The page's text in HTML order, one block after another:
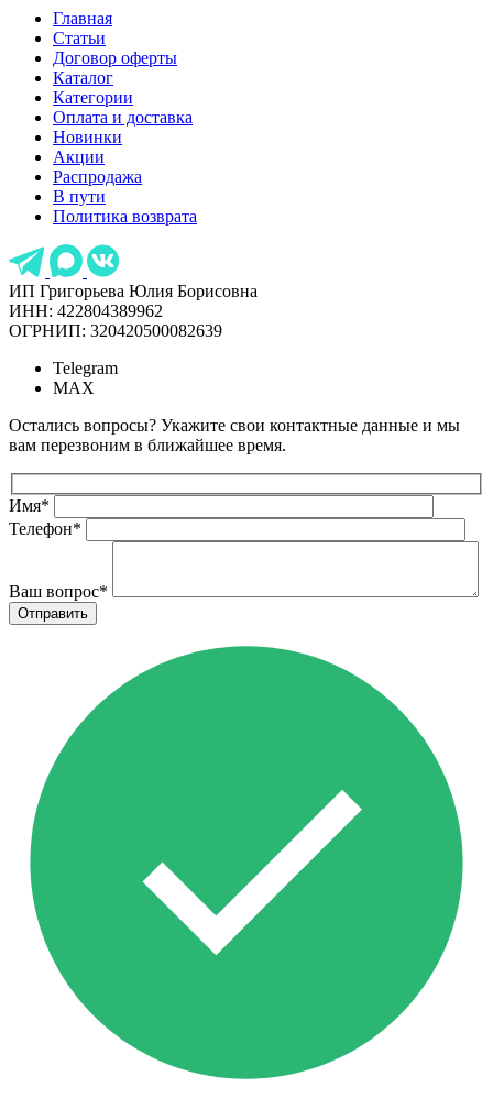
Главная
Статьи
Договор оферты
Каталог
Категории
Оплата и доставка
Новинки
Акции
Распродажа
В пути
Политика возврата
ИП Григорьева Юлия Борисовна
ИНН: 422804389962
ОГРНИП: 320420500082639
Telegram
MAX
Остались вопросы? Укажите свои контактные данные и мы
вам перезвоним в ближайшее время.
Имя*
Телефон*
Ваш вопрос*